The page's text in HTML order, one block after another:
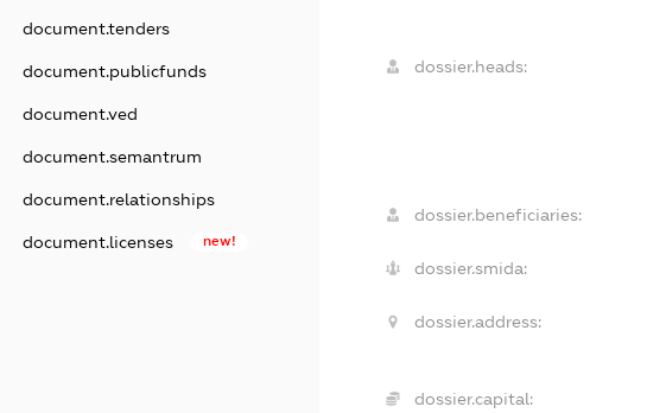
document.tenders
document.publicfunds
document.ved
document.semantrum
document.relationships
document.licenses new!
dossier.heads:
dossier.beneficiaries:
dossier.smida:
dossier.address:
dossier.capital: